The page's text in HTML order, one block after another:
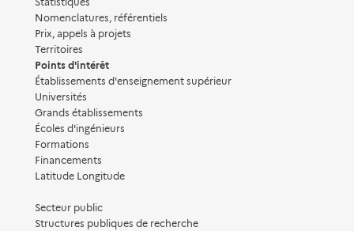
Nomenclatures, référentiels
Prix, appels à projets
Territoires
Points d'intérêt
Établissements d'enseignement supérieur
Universités
Grands établissements
Écoles d'ingénieurs
Formations
Financements
Latitude Longitude
Secteur public
Structures publiques de recherche